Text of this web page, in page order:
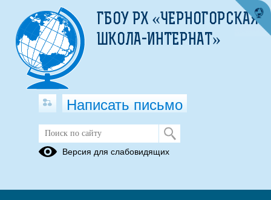
НАСТАВНИЧЕСТВО
ГБОУ РХ «ЧЕРНОГОРСКАЯ
ШКОЛА-ИНТЕРНАТ»
Написать письмо
Версия для слабовидящих